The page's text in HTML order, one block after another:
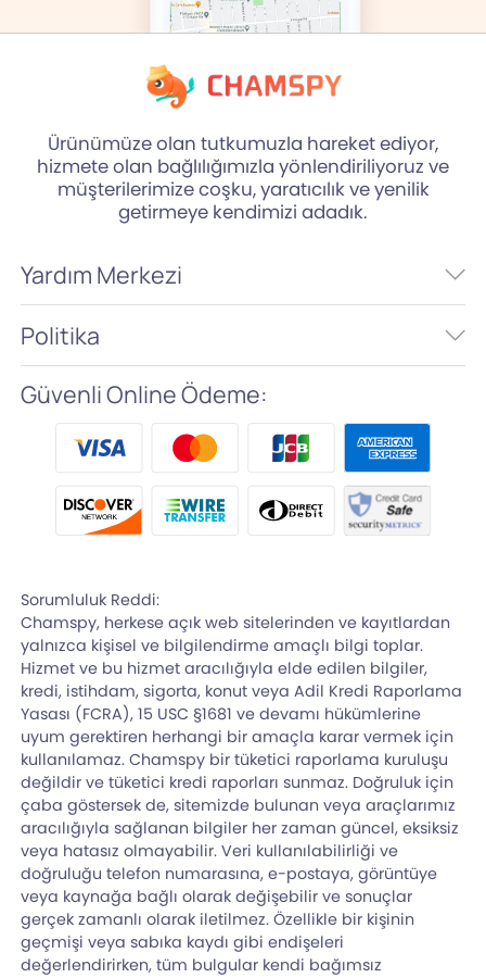
Ürünümüze olan tutkumuzla hareket ediyor,
hizmete olan bağlılığımızla yönlendiriliyoruz ve
müşterilerimize coşku, yaratıcılık ve yenilik
getirmeye kendimizi adadık.
Yardım Merkezi
Politika
Güvenli Online Ödeme:
Sorumluluk Reddi:
Chamspy, herkese açık web sitelerinden ve kayıtlardan
yalnızca kişisel ve bilgilendirme amaçlı bilgi toplar.
Hizmet ve bu hizmet aracılığıyla elde edilen bilgiler,
kredi, istihdam, sigorta, konut veya Adil Kredi Raporlama
Yasası (FCRA), 15 USC §1681 ve devamı hükümlerine
uyum gerektiren herhangi bir amaçla karar vermek için
kullanılamaz. Chamspy bir tüketici raporlama kuruluşu
değildir ve tüketici kredi raporları sunmaz. Doğruluk için
çaba göstersek de, sitemizde bulunan veya araçlarımız
aracılığıyla sağlanan bilgiler her zaman güncel, eksiksiz
veya hatasız olmayabilir. Veri kullanılabilirliği ve
doğruluğu telefon numarasına, e-postaya, görüntüye
veya kaynağa bağlı olarak değişebilir ve sonuçlar
gerçek zamanlı olarak iletilmez. Özellikle bir kişinin
geçmişi veya sabıka kaydı gibi endişeleri
değerlendirirken, tüm bulgular kendi bağımsız